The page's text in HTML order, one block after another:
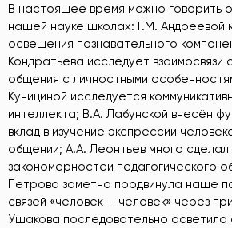
В настоящее время можно говорить
нашей науке школах: Г.М. Андреевой
освещения познавательного
Кондратьева исследует взаимосвязи
общения с личностными
Кунициной исследуется
интеллекта; В.А. Лабунской внесён
вклад в изучение экспрессии
общении; А.А. Леонтьев много сделал
закономерностей педагогического
Петрова заметно продвинула наше
связей «человек — человек» через
Ушакова последовательно осветила